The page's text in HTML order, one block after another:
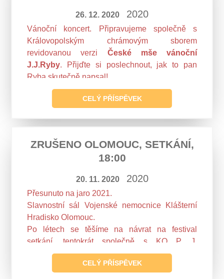
26. 12. 2020 2020
Vánoční koncert. Připravujeme společně s
Královopolským chrámovým sborem
revidovanou verzi České mše vánoční
J.J.Ryby. Přijďte si poslechnout, jak to pan
Ryba skutečně napsal!
CELÝ PŘÍSPĚVEK
ZRUŠENO OLOMOUC, SETKÁNÍ,
18:00
20. 11. 2020 2020
Přesunuto na jaro 2021.
Slavnostní sál Vojenské nemocnice Klášterní
Hradisko Olomouc.
Po létech se těšíme na návrat na festival
setkání, tentokrát společně s KO P. J.
Vejvanovského Nový Jičín.
CELÝ PŘÍSPĚVEK